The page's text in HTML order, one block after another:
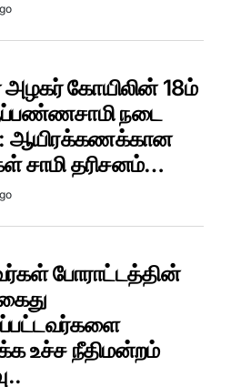
அழகர் கோயிலின் 18ம்
நடை
: ஆயிரக்கணக்கான
சாமி தரிசனம்…
போராட்டத்தின்
உச்ச நீதிமன்றம்